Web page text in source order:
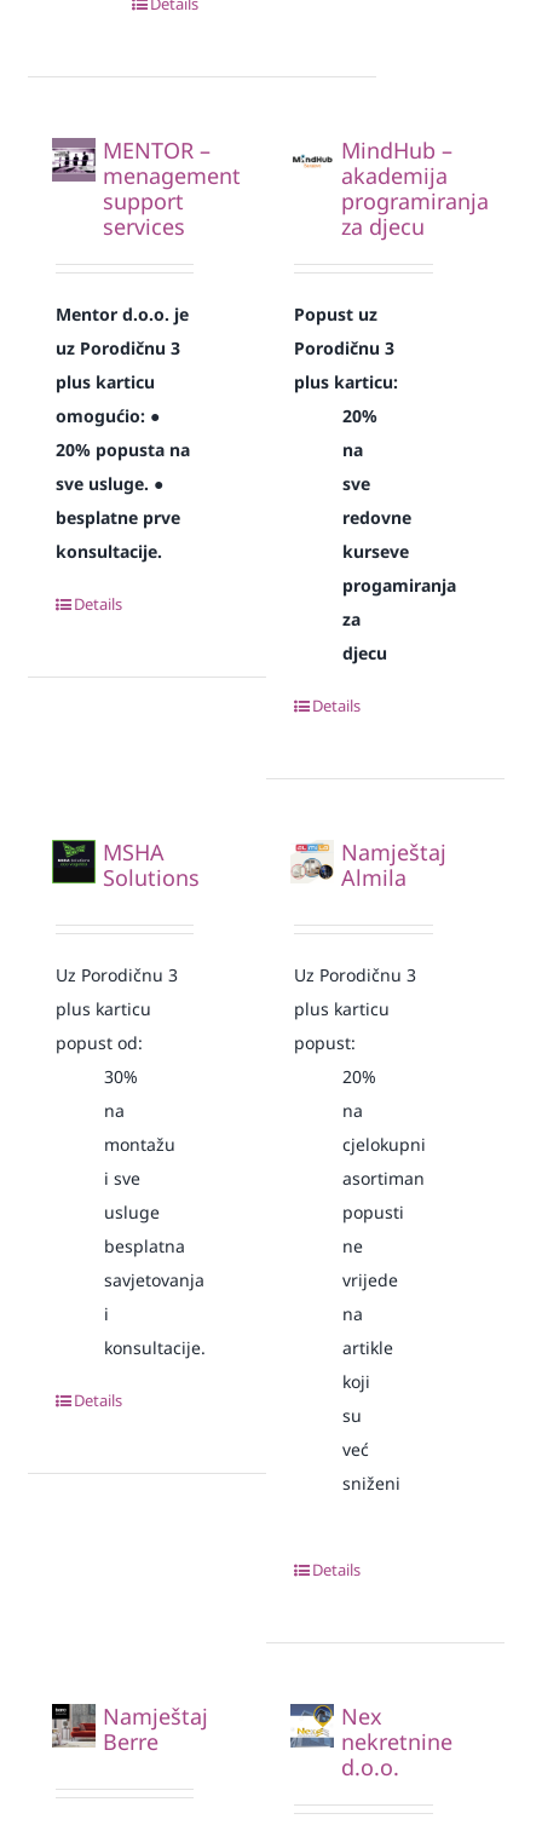
MENTOR –
menagement
support
services
Mentor d.o.o. je
uz Porodičnu 3
plus karticu
omogućio: ●
20% popusta na
sve usluge. ●
besplatne prve
konsultacije.
Details
MindHub –
akademija
programiranja
za djecu
Popust uz
Porodičnu 3
plus karticu:
20%
na
sve
redovne
kurseve
progamiranja
za
djecu
Details
MSHA
Solutions
Uz Porodičnu 3
plus karticu
popust od:
30%
na
montažu
i sve
usluge
besplatna
savjetovanja
i
konsultacije.
Details
Namještaj
Almila
Uz Porodičnu 3
plus karticu
popust:
20%
na
cjelokupni
asortiman
popusti
ne
vrijede
na
artikle
koji
su
već
sniženi
Details
Namještaj
Berre
Nex
nekretnine
d.o.o.